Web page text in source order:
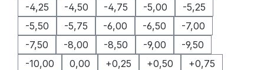
-4,25
-4,50 -4,75 -5,00
-5,25
-5,50
-5,75 -6,00 -6,50
-7,00
-7,50
-8,00 -8,50 -9,00
-9,50
-10,00
0,00 +0,25 +0,50
+0,75